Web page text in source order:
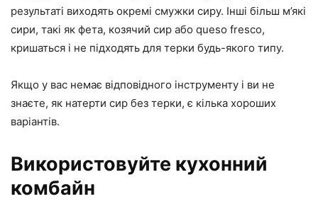
результаті виходять окремі смужки сиру. Інші більш м’які
сири, такі як фета, козячий сир або queso fresco,
кришаться і не підходять для терки будь-якого типу.
Якщо у вас немає відповідного інструменту і ви не
знаєте, як натерти сир без терки, є кілька хороших
варіантів.
Використовуйте кухонний
комбайн